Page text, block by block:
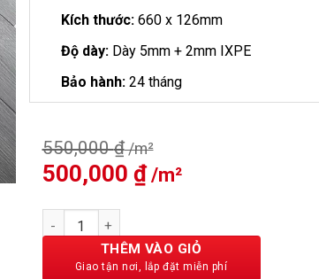
Kích thước:660 x 126mm
Độ dày:Dày 5mm + 2mm IXPE
Bảo hành:24 tháng
550,000₫
Giá
gốc
là:
550,000 ₫.
500,000 ₫
Giá
500,000 ₫.
Sàn Nhựa VFloor Xương Cá 5mm VF502 số
THÊM VÀO GIỎ